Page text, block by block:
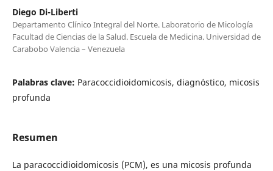
Diego Di-Liberti
Departamento Clínico Integral del Norte. Laboratorio de Micología
Facultad de Ciencias de la Salud. Escuela de Medicina. Universidad de
Carabobo Valencia – Venezuela
Palabras clave: Paracoccidioidomicosis, diagnóstico, micosis
profunda
Resumen
La paracoccidioidomicosis (PCM), es una micosis profunda